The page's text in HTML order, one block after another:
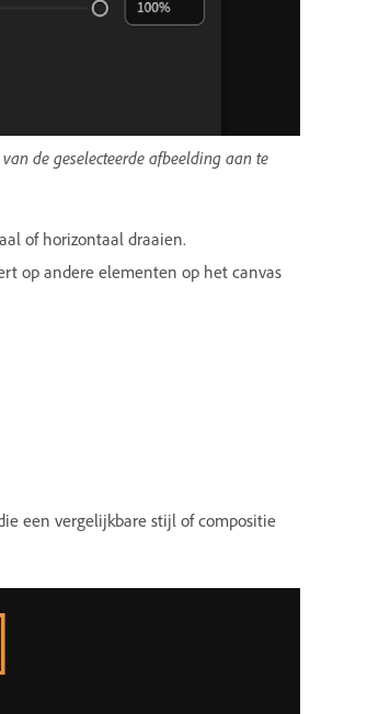
de geselecteerde afbeelding aan te
of horizontaal draaien.
op andere elementen op het canvas
een vergelijkbare stijl of compositie